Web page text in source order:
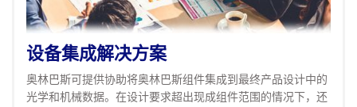
设备集成解决方案
奥林巴斯可提供协助将奥林巴斯组件集成到最终产品设计中的
光学和机械数据。在设计要求超出现成组件范围的情况下，还